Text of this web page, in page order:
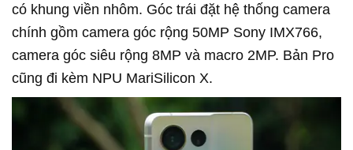
có khung viền nhôm. Góc trái đặt hệ thống camera
chính gồm camera góc rộng 50MP Sony IMX766,
camera góc siêu rộng 8MP và macro 2MP. Bản Pro
cũng đi kèm NPU MariSilicon X.